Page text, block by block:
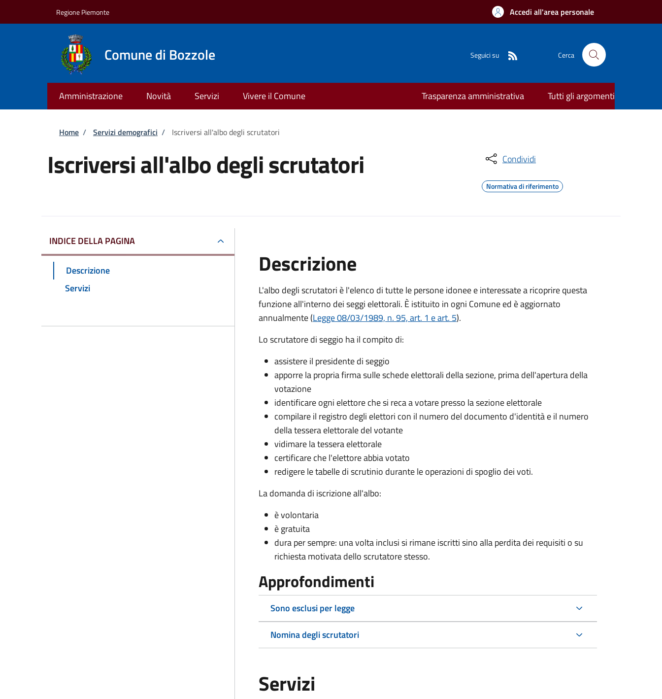
Regione Piemonte Accedi all'area personale
Comune di Bozzole Seguici su Cerca
Amministrazione Novità Servizi Vivere il Comune Trasparenza amministrativa Tutti gli argomenti
Briciole di pane
Home / Servizi demografici / Iscriversi all'albo degli scrutatori
Iscriversi all'albo degli scrutatori Condividi
Normativa di riferimento
INDICE DELLA PAGINA
Descrizione
Servizi
Descrizione
L'albo degli scrutatori è l'elenco di tutte le persone idonee e interessate a ricoprire questa
funzione all'interno dei seggi elettorali. È istituito in ogni Comune ed è aggiornato
annualmente (Legge 08/03/1989, n. 95, art. 1 e art. 5).
Lo scrutatore di seggio ha il compito di:
assistere il presidente di seggio
apporre la propria firma sulle schede elettorali della sezione, prima dell'apertura della
votazione
identificare ogni elettore che si reca a votare presso la sezione elettorale
compilare il registro degli elettori con il numero del documento d'identità e il numero
della tessera elettorale del votante
vidimare la tessera elettorale
certificare che l'elettore abbia votato
redigere le tabelle di scrutinio durante le operazioni di spoglio dei voti.
La domanda di iscrizione all'albo:
è volontaria
è gratuita
dura per sempre: una volta inclusi si rimane iscritti sino alla perdita dei requisiti o su
richiesta motivata dello scrutatore stesso.
Approfondimenti
Sono esclusi per legge
Nomina degli scrutatori
Servizi